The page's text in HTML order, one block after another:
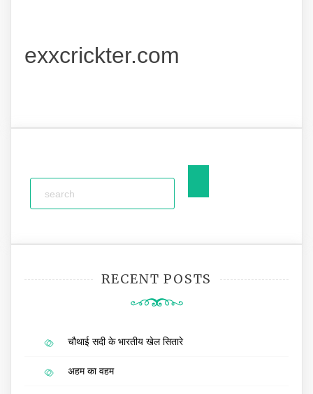
exxcrickter.com
RECENT POSTS
चौथाई सदी के भारतीय खेल सितारे
अहम का वहम